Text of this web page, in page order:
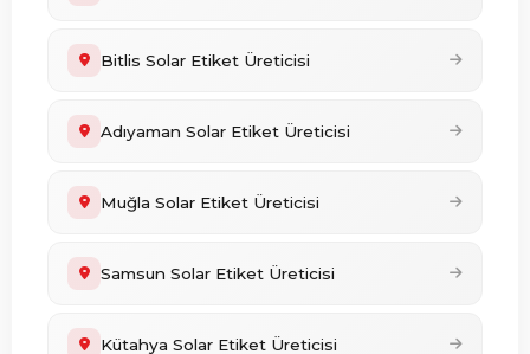
Bitlis Solar Etiket Üreticisi
Adıyaman Solar Etiket Üreticisi
Muğla Solar Etiket Üreticisi
Samsun Solar Etiket Üreticisi
Kütahya Solar Etiket Üreticisi